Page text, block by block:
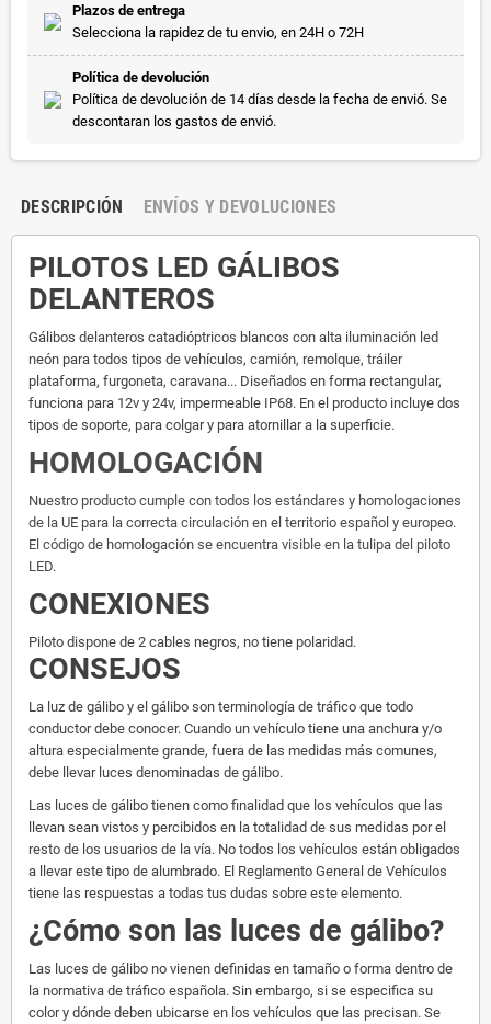
Plazos de entrega
Selecciona la rapidez de tu envio, en 24H o 72H
Política de devolución
Política de devolución de 14 días desde la fecha de envió. Se
descontaran los gastos de envió.
DESCRIPCIÓN ENVÍOS Y DEVOLUCIONES
PILOTOS LED GÁLIBOS
DELANTEROS
Gálibos delanteros catadióptricos blancos con alta iluminación led
neón para todos tipos de vehículos, camión, remolque, tráiler
plataforma, furgoneta, caravana... Diseñados en forma rectangular,
funciona para 12v y 24v, impermeable IP68. En el producto incluye dos
tipos de soporte, para colgar y para atornillar a la superficie.
HOMOLOGACIÓN
Nuestro producto cumple con todos los estándares y homologaciones
de la UE para la correcta circulación en el territorio español y europeo.
El código de homologación se encuentra visible en la tulipa del piloto
LED.
CONEXIONES
Piloto dispone de 2 cables negros, no tiene polaridad.
CONSEJOS
La luz de gálibo y el gálibo son terminología de tráfico que todo
conductor debe conocer. Cuando un vehículo tiene una anchura y/o
altura especialmente grande, fuera de las medidas más comunes,
debe llevar luces denominadas de gálibo.
Las luces de gálibo tienen como finalidad que los vehículos que las
llevan sean vistos y percibidos en la totalidad de sus medidas por el
resto de los usuarios de la vía. No todos los vehículos están obligados
a llevar este tipo de alumbrado. El Reglamento General de Vehículos
tiene las respuestas a todas tus dudas sobre este elemento.
¿Cómo son las luces de gálibo?
Las luces de gálibo no vienen definidas en tamaño o forma dentro de
la normativa de tráfico española. Sin embargo, si se especifica su
color y dónde deben ubicarse en los vehículos que las precisan. Se